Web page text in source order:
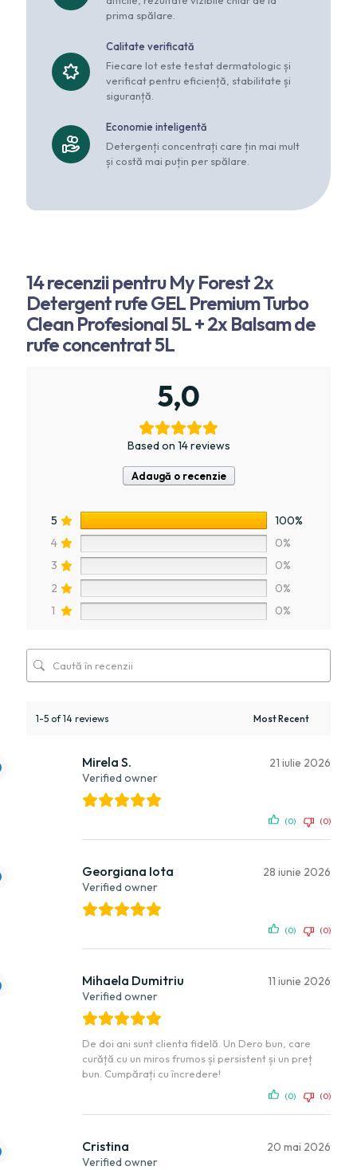
prima spălare.
Calitate verificată
Fiecare lot este testat dermatologic și
verificat pentru eficiență, stabilitate și
siguranță.
Economie inteligentă
Detergenți concentrați care țin mai mult
și costă mai puțin per spălare.
14 recenzii pentruMy Forest 2x
Detergent rufe GEL Premium Turbo
Clean Profesional 5L + 2x Balsam de
rufe concentrat 5L
5,0
Based on 14 reviews
Adaugă o recenzie
5
100%
4
0%
3
0%
2
0%
1
0%
1-5 of 14 reviews
Mirela S.
Verified owner
21 iulie 2026
(0) (0)
Georgiana Iota
Verified owner
28 iunie 2026
(0) (0)
Mihaela Dumitriu
Verified owner
11 iunie 2026
De doi ani sunt clienta fidelă. Un Dero bun, care
curăță cu un miros frumos și persistent și un preț
bun. Cumpărați cu încredere!
(0) (0)
Cristina
Verified owner
20 mai 2026